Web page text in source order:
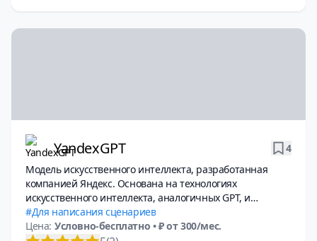
YandexGPT
4
Модель искусственного интеллекта, разработанная
компанией Яндекс. Основана на технологиях
искусственного интеллекта, аналогичных GPT, и
используется в сервисах Yandex, таких как Алиса, поиск
и другие. Модель способна понимать контекст,
Для написания сценариев
Цена: Условно-бесплатно • ₽ от 300/мес.